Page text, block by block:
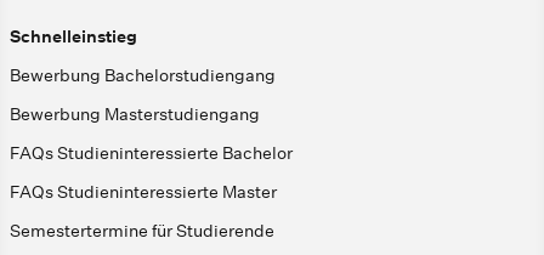
Schnelleinstieg
Bewerbung Bachelorstudiengang
Bewerbung Masterstudiengang
FAQs Studieninteressierte Bachelor
FAQs Studieninteressierte Master
Semestertermine für Studierende